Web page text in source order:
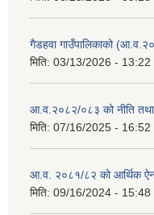
गैडहवा गाउँपालिकाको
मिति: 03/13/2026 - 13:22
आ.व.२०८२/०८३ को नीति तथा
मिति: 07/16/2025 - 16:52
आ.व. २०८१/८२ को आर्थिक
मिति: 09/16/2024 - 15:48